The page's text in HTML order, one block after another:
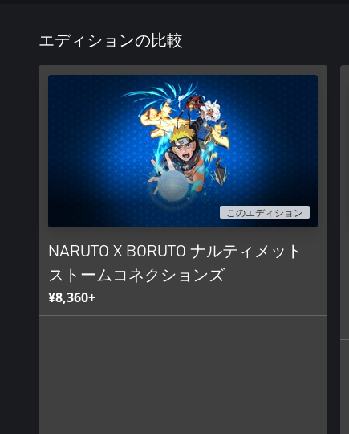
エディションの比較
このエディション
NARUTO X BORUTO ナルティメット
ストームコネクションズ
¥8,360+